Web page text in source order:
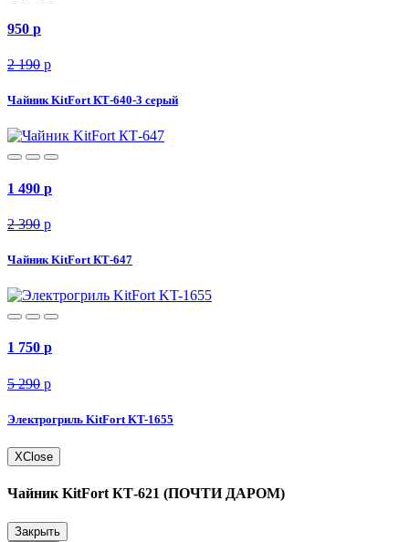
950 p
2 190 p
Чайник KitFort КТ-640-3 серый
1 490 p
2 390 p
Чайник KitFort КТ-647
1 750 p
5 290 p
Электрогриль KitFort KT-1655
XClose
Чайник KitFort КТ-621 (ПОЧТИ ДАРОМ)
Закрыть